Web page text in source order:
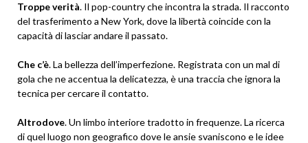
Troppe verità. Il pop-country che incontra la strada. Il racconto
del trasferimento a New York, dove la libertà coincide con la
capacità di lasciar andare il passato.
Che c’è. La bellezza dell’imperfezione. Registrata con un mal di
gola che ne accentua la delicatezza, è una traccia che ignora la
tecnica per cercare il contatto.
Altrodove. Un limbo interiore tradotto in frequenze. La ricerca
di quel luogo non geografico dove le ansie svaniscono e le idee